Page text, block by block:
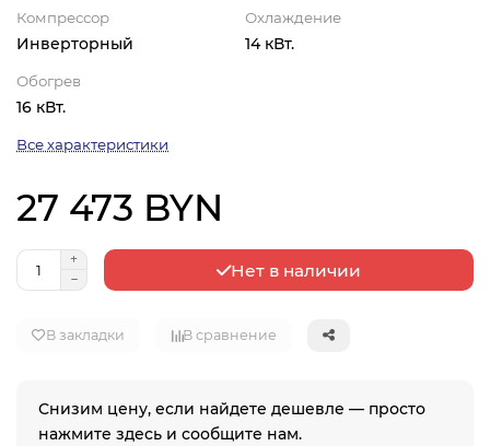
Компрессор
Инверторный
Охлаждение
14 кВт.
Обогрев
16 кВт.
Все характеристики
27 473 BYN
Нет в наличии
В закладки В сравнение
Снизим цену, если найдете дешевле — просто
нажмите здесь и сообщите нам.